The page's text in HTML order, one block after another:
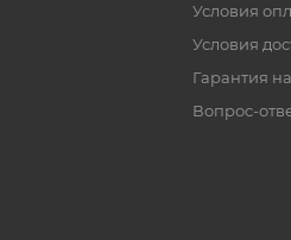
Условия
Условия
Гарантия
Вопрос-